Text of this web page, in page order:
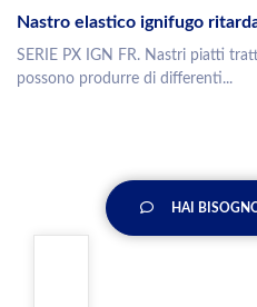
Nastro elastico ignifugo
SERIE PX IGN FR. Nastri piatti
possono produrre di differenti...
HAI